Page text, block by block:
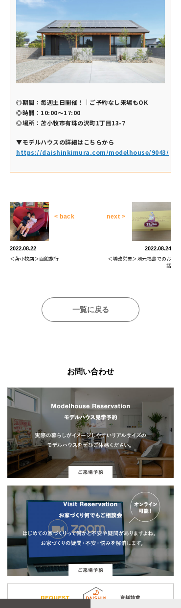
◎期間：毎週土日開催！｜ご予約なし来場もOK
◎時間：10:00～17:00
◎場所：苫小牧市有珠の沢町1丁目13-7
▼モデルハウスの詳細はこちらから
https://daishinkimura.com/modelhouse/9043/
2022.08.22
＜苫小牧店＞函館旅行
< back
2022.08.24
＜増改営業＞地元福島でのお
話
next >
一覧に戻る
お問い合わせ